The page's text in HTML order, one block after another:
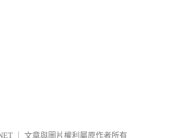
文章與圖片權利屬原作者所有